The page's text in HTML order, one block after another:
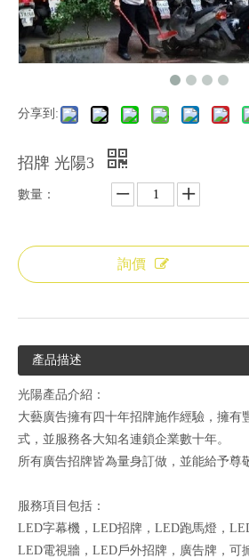
分享到:
招牌 光陽3
數量：
詢價
產品描述
光陽產品介紹：
大藝廣告擁有四十年招牌施作經驗，擁有
式，並服務各大知名連鎖企業數十年。
所有廣告招牌皆為量身訂做，並能給予尊
服務項目包括：
LED字幕機，LED招牌，LED跑馬燈，
LED電視牆，LED戶外招牌，廣告牌，可